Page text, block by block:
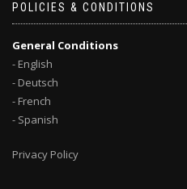
POLICIES & CONDITIONS
General Conditions
- English
- Deutsch
- French
- Spanish
Privacy Policy